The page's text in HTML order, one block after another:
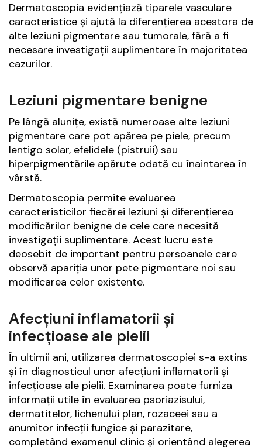
Dermatoscopia evidențiază tiparele vasculare
caracteristice și ajută la diferențierea acestora de
alte leziuni pigmentare sau tumorale, fără a fi
necesare investigații suplimentare în majoritatea
cazurilor.
Leziuni pigmentare benigne
Pe lângă alunițe, există numeroase alte leziuni
pigmentare care pot apărea pe piele, precum
lentigo solar, efelidele (pistruii) sau
hiperpigmentările apărute odată cu înaintarea în
vârstă.
Dermatoscopia permite evaluarea
caracteristicilor fiecărei leziuni și diferențierea
modificărilor benigne de cele care necesită
investigații suplimentare. Acest lucru este
deosebit de important pentru persoanele care
observă apariția unor pete pigmentare noi sau
modificarea celor existente.
Afecțiuni inflamatorii și
infecțioase ale pielii
În ultimii ani, utilizarea dermatoscopiei s-a extins
și în diagnosticul unor afecțiuni inflamatorii și
infecțioase ale pielii. Examinarea poate furniza
informații utile în evaluarea psoriazisului,
dermatitelor, lichenului plan, rozaceei sau a
anumitor infecții fungice și parazitare,
completând examenul clinic și orientând alegerea